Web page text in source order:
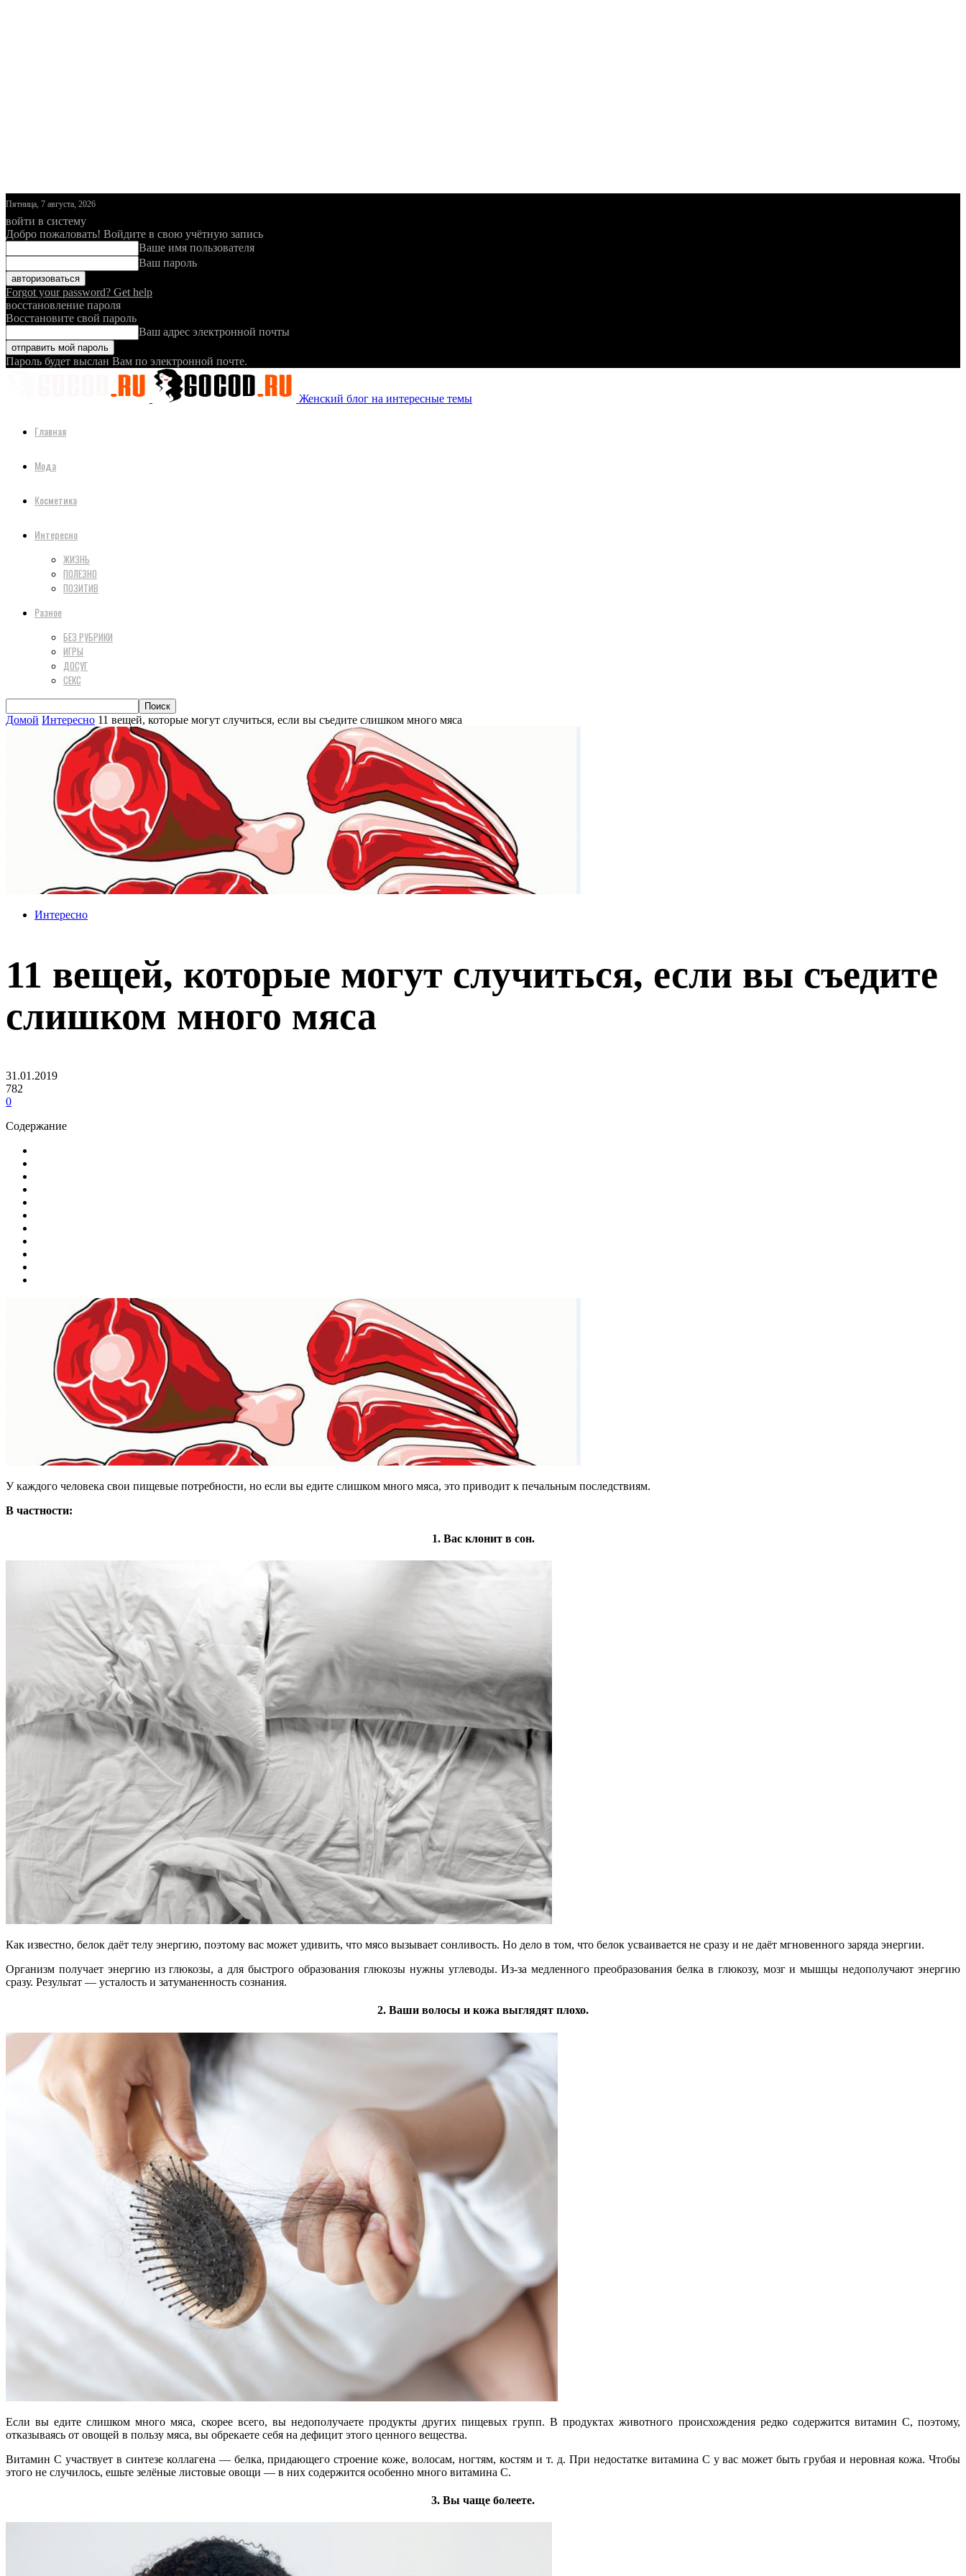
Пятница, 7 августа, 2026
войти в систему
Добро пожаловать! Войдите в свою учётную запись
Ваше имя пользователя
Ваш пароль
Forgot your password? Get help
восстановление пароля
Восстановите свой пароль
Ваш адрес электронной почты
Пароль будет выслан Вам по электронной почте.
Женский блог на интересные темы
Главная
Мода
Косметика
Интересно
ЖИЗНЬ
ПОЛЕЗНО
ПОЗИТИВ
Разное
БЕЗ РУБРИКИ
ИГРЫ
ДОСУГ
СЕКС
Домой Интересно 11 вещей, которые могут случиться, если вы съедите слишком много мяса
Интересно
11 вещей, которые могут случиться, если вы съедите
слишком много мяса
31.01.2019
782
0
Содержание
У каждого человека свои пищевые потребности, но если вы едите слишком много мяса, это приводит к печальным последствиям.
В частности:
1. Вас клонит в сон.
Как известно, белок даёт телу энергию, поэтому вас может удивить, что мясо вызывает сонливость. Но дело в том, что белок усваивается не сразу и не даёт мгновенного заряда энергии.
Организм получает энергию из глюкозы, а для быстрого образования глюкозы нужны углеводы. Из-за медленного преобразования белка в глюкозу, мозг и мышцы недополучают энергию
сразу. Результат — усталость и затуманенность сознания.
2. Ваши волосы и кожа выглядят плохо.
Если вы едите слишком много мяса, скорее всего, вы недополучаете продукты других пищевых групп. В продуктах животного происхождения редко содержится витамин C, поэтому,
отказываясь от овощей в пользу мяса, вы обрекаете себя на дефицит этого ценного вещества.
Витамин C участвует в синтезе коллагена — белка, придающего строение коже, волосам, ногтям, костям и т. д. При недостатке витамина C у вас может быть грубая и неровная кожа. Чтобы
этого не случилось, ешьте зелёные листовые овощи — в них содержится особенно много витамина C.
3. Вы чаще болеете.